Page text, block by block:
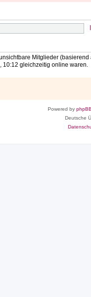
Mitglieder
10:12 gleichzeitig online waren.
Powered by phpBB
Deutsche